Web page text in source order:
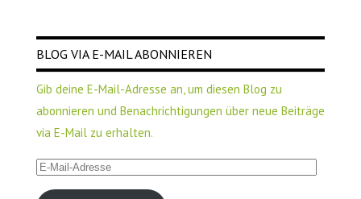
BLOG VIA E-MAIL ABONNIEREN
Gib deine E-Mail-Adresse an, um diesen Blog zu
abonnieren und Benachrichtigungen über neue Beiträge
via E-Mail zu erhalten.
E-
Mail-